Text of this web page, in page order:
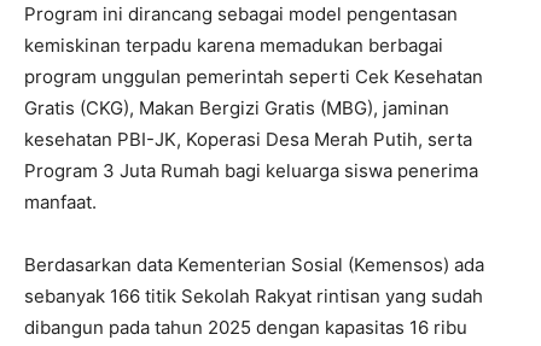
Program ini dirancang sebagai model pengentasan
kemiskinan terpadu karena memadukan berbagai
program unggulan pemerintah seperti Cek Kesehatan
Gratis (CKG), Makan Bergizi Gratis (MBG), jaminan
kesehatan PBI-JK, Koperasi Desa Merah Putih, serta
Program 3 Juta Rumah bagi keluarga siswa penerima
manfaat.
Berdasarkan data Kementerian Sosial (Kemensos) ada
sebanyak 166 titik Sekolah Rakyat rintisan yang sudah
dibangun pada tahun 2025 dengan kapasitas 16 ribu